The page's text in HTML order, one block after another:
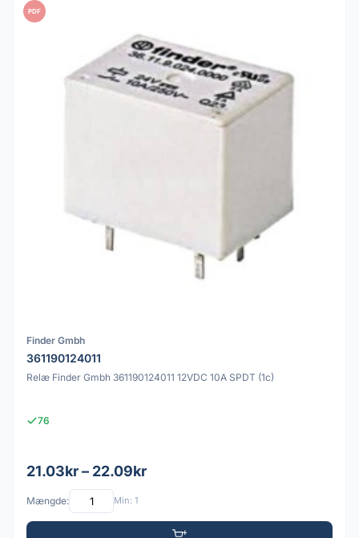
PDF
Finder Gmbh
361190124011
Relæ Finder Gmbh 361190124011 12VDC 10A SPDT (1c)
76
21.03kr – 22.09kr
Mængde: Min: 1